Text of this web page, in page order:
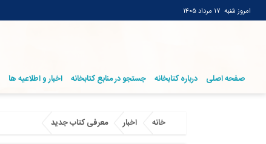
امروز شنبه ۱۷ مرداد ۱۴۰۵
صفحه اصلی درباره کتابخانه جستجو در منابع کتابخانه اخبار و اطلاعیه ها
خانه اخبار معرفی کتاب جدید